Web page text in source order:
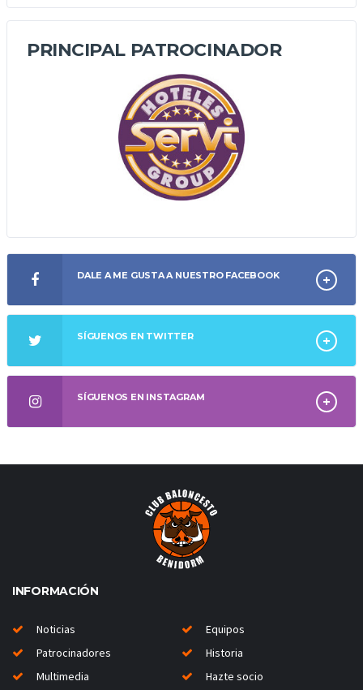
PRINCIPAL PATROCINADOR
DALE A ME GUSTA A NUESTRO FACEBOOK
SÍGUENOS EN TWITTER
SÍGUENOS EN INSTAGRAM
INFORMACIÓN
Noticias
Equipos
Patrocinadores
Historia
Multimedia
Hazte socio